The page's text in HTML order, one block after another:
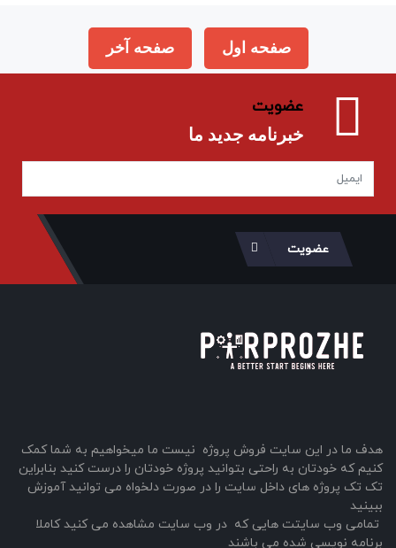
صفحه اول صفحه آخر
عضویت
خبرنامه جدید ما
عضویت
هدف ما در این سایت فروش پروژه نیست ما میخواهیم به شما کمک
کنیم که خودتان به راحتی بتوانید پروژه خودتان را درست کنید بنابراین
تک تک پروژه های داخل سایت را در صورت دلخواه می توانید آموزش
ببینید
تمامی وب سایتت هایی که در وب سایت مشاهده می کنید کاملا
برنامه نویسی شده می باشند